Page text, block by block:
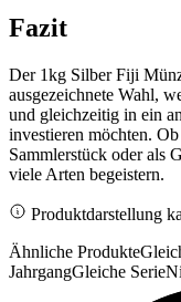
Fazit
Der 1kg Silber Fiji
ausgezeichnete Wahl,
und gleichzeitig in ein
investieren möchten.
Sammlerstück oder als
viele Arten begeistern.
Produktdarstellung
Ähnliche Produkte
JahrgangGleiche Serie